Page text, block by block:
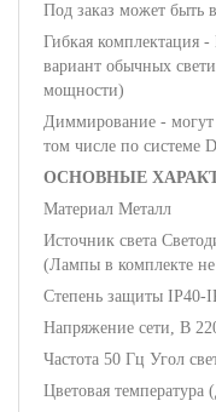
Под заказ может быть
Гибкая комплектация
вариант обычных
мощности)
Диммирование -
том числе по системе
ОСНОВНЫЕ
Материал Металл
Источник света
(Лампы в комплекте
Степень защиты IP40-
Напряжение сети, В
Частота 50 Гц Угол
Цветовая